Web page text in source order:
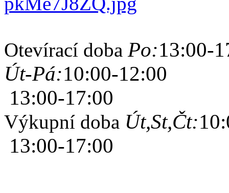
Otevírací doba Po:13:00-
Út-Pá:10:00-12:00
13:00-17:00
Výkupní doba Út,St,Čt:
13:00-17:00